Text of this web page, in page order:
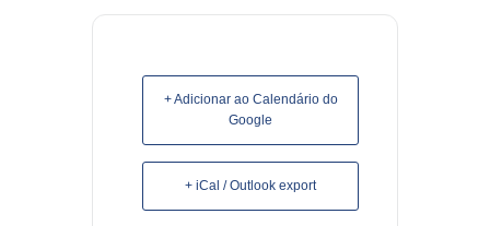
+ Adicionar ao Calendário do
Google
+ iCal / Outlook export